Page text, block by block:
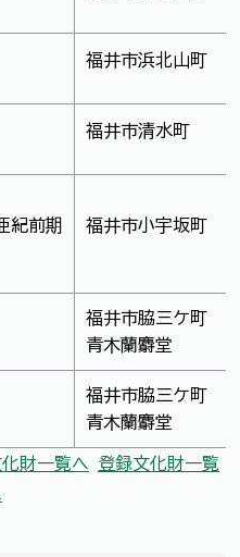
福井市浜北山町
福井市清水町
紀前期 福井市小宇坂町
福井市脇三ケ町
青木蘭麝堂
福井市脇三ケ町
青木蘭麝堂
財一覧へ
登録文化財一覧